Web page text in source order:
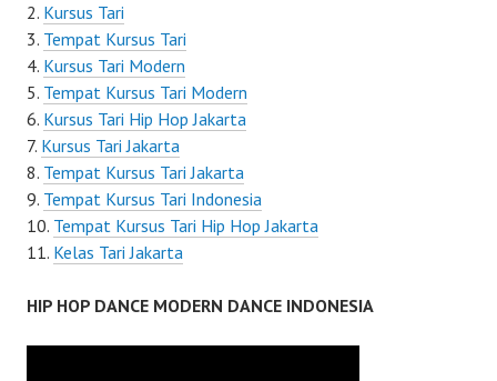
Kursus Tari
Tempat Kursus Tari
Kursus Tari Modern
Tempat Kursus Tari Modern
Kursus Tari Hip Hop Jakarta
Kursus Tari Jakarta
Tempat Kursus Tari Jakarta
Tempat Kursus Tari Indonesia
Tempat Kursus Tari Hip Hop Jakarta
Kelas Tari Jakarta
HIP HOP DANCE MODERN DANCE INDONESIA